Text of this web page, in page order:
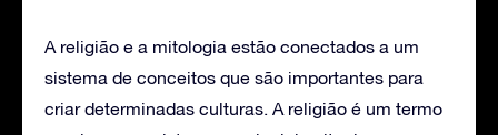
A religião e a mitologia estão conectados a um
sistema de conceitos que são importantes para
criar determinadas culturas. A religião é um termo